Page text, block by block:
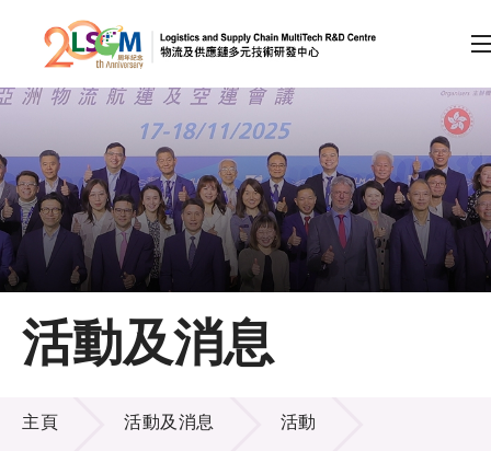
跳到內容（按回車鍵）
會員登入
A A EN 繁 简
主頁
關於LSCM
技術商品化
活動及消息
活動及消息
主頁 活動及消息 活動